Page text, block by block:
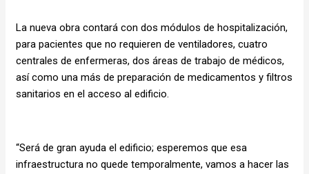
La nueva obra contará con dos módulos de hospitalización,
para pacientes que no requieren de ventiladores, cuatro
centrales de enfermeras, dos áreas de trabajo de médicos,
así como una más de preparación de medicamentos y filtros
sanitarios en el acceso al edificio.
“Será de gran ayuda el edificio; esperemos que esa
infraestructura no quede temporalmente, vamos a hacer las